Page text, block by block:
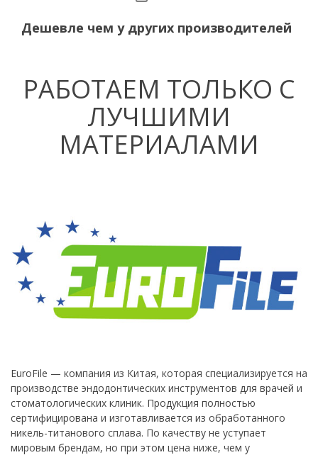
Дешевле чем у других производителей
РАБОТАЕМ ТОЛЬКО С
ЛУЧШИМИ
МАТЕРИАЛАМИ
EuroFile — компания из Китая, которая специализируется на
производстве эндодонтических инструментов для врачей и
стоматологических клиник. Продукция полностью
сертифицирована и изготавливается из обработанного
никель-титанового сплава. По качеству не уступает
мировым брендам, но при этом цена ниже, чем у